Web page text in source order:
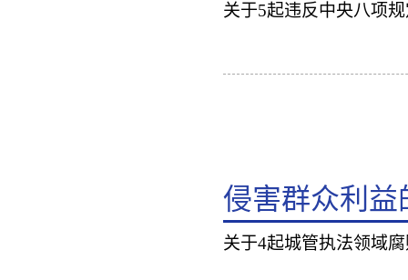
关于5起违反中央八项
侵害群众利益
关于4起城管执法领域